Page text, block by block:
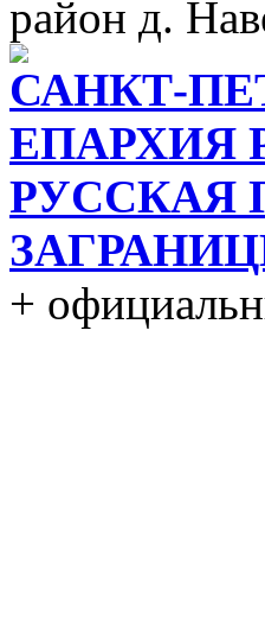
район д.
САНКТ-
ЕПАРХИЯ
РУССКАЯ
+